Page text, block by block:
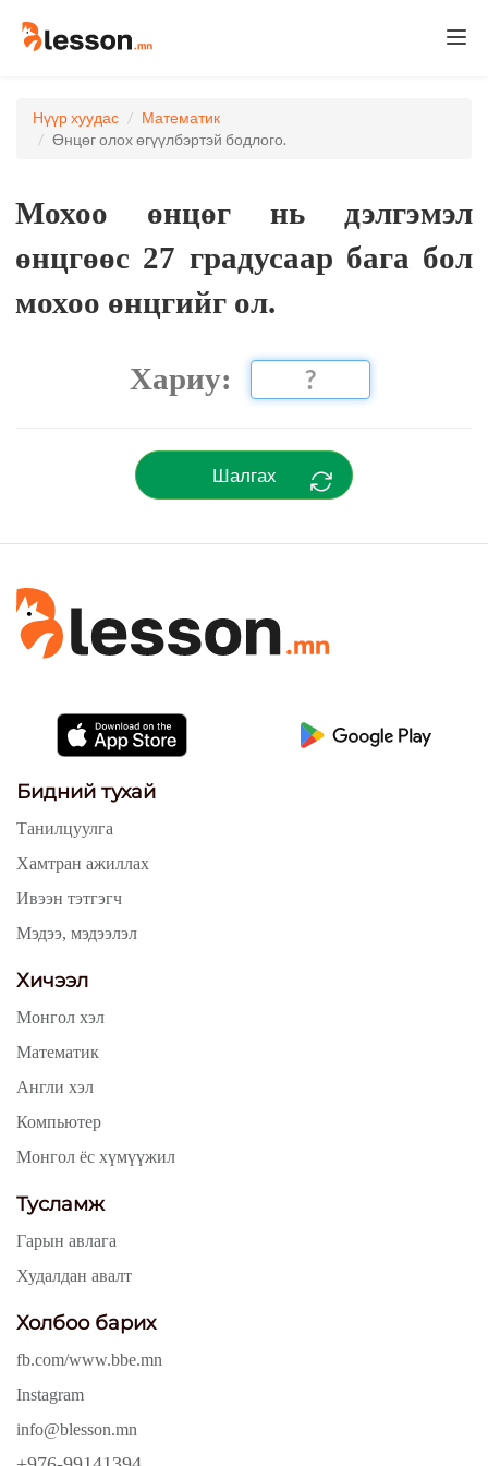
Нүүр хуудас
Математик
Өнцөг олох өгүүлбэртэй бодлого.
Мохоо өнцөг нь дэлгэмэл
өнцгөөс 27 градусаар бага бол
мохоо өнцгийг ол.
Хариу:
Шалгах
Бидний тухай
Танилцуулга
Хамтран ажиллах
Ивээн тэтгэгч
Мэдээ, мэдээлэл
Хичээл
Монгол хэл
Математик
Англи хэл
Компьютер
Монгол ёс хүмүүжил
Тусламж
Гарын авлага
Худалдан авалт
Холбоо барих
fb.com/www.bbe.mn
Instagram
info@blesson.mn